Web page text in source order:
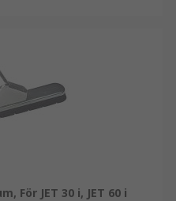
För JET 30 i, JET 60 i